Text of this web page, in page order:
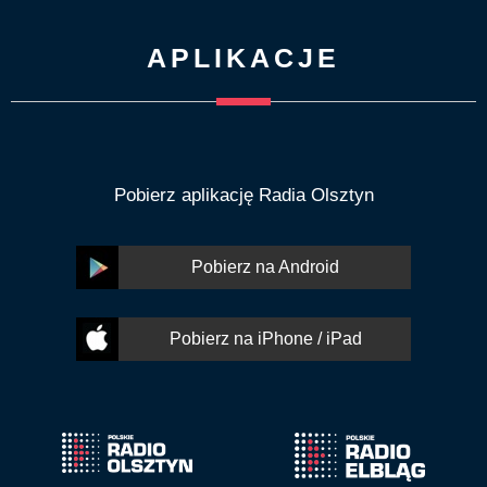
APLIKACJE
Pobierz aplikację Radia Olsztyn
Pobierz na Android
Pobierz na iPhone / iPad